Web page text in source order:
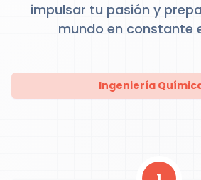
impulsar tu pasión y
mundo en constante
Ingeniería